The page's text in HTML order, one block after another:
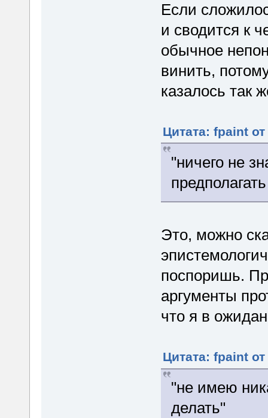
Если
и сводится к
обычное
винить,
казалось так
Цитата: fpaint
"ничего не
Это, можно
поспоришь.
аргументы
что я в
Цитата: fpaint
"не имею
делать"